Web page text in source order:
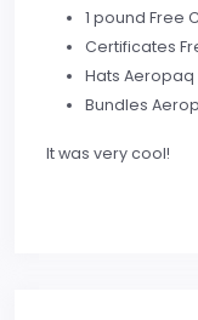
1 pound Free
Certificates
Hats Aeropaq
Bundles
It was very cool!